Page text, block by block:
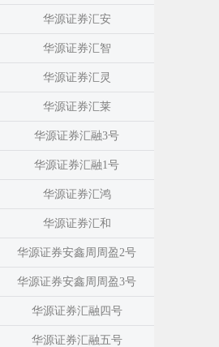
华源证券汇安
华源证券汇智
华源证券汇灵
华源证券汇莱
华源证券汇融3号
华源证券汇融1号
华源证券汇鸿
华源证券汇和
华源证券安鑫周周盈2号
华源证券安鑫周周盈3号
华源证券汇融四号
华源证券汇融五号